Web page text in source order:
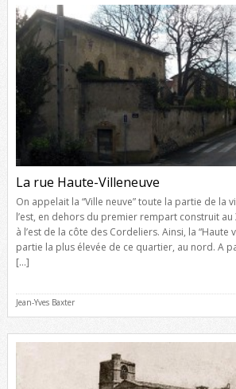
La rue Haute-Villeneuve
On appelait la “Ville neuve” toute la partie de la
l’est, en dehors du premier rempart construit au
à l’est de la côte des Cordeliers. Ainsi, la “Haute
partie la plus élevée de ce quartier, au nord. A
[…]
Jean-Yves Baxter